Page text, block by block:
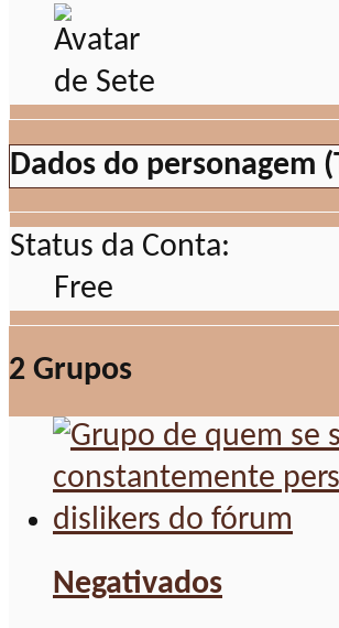
Dados do personagem
Status da Conta:
Free
2 Grupos
Negativados